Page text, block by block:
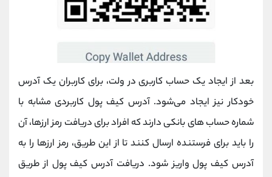
بعد از ایجاد یک حساب کاربری در ولت، برای کاربران یک آدرس
خودکار نیز ایجاد می‌شود. آدرس کیف پول کاربردی مشابه با
شماره حساب های بانکی دارند که افراد برای دریافت رمز ارزها، آن
را باید برای فرستنده ارسال کنند تا از این طریق، رمز ارزها را به
آدرس کیف پول واریز شود. دریافت آدرس کیف پول از طریق